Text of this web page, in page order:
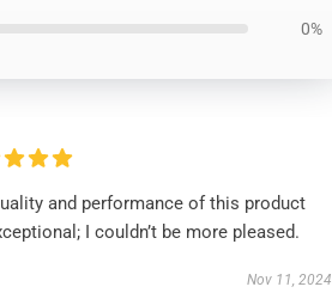
0%
and performance of this product
I couldn’t be more pleased.
Nov 11, 2024